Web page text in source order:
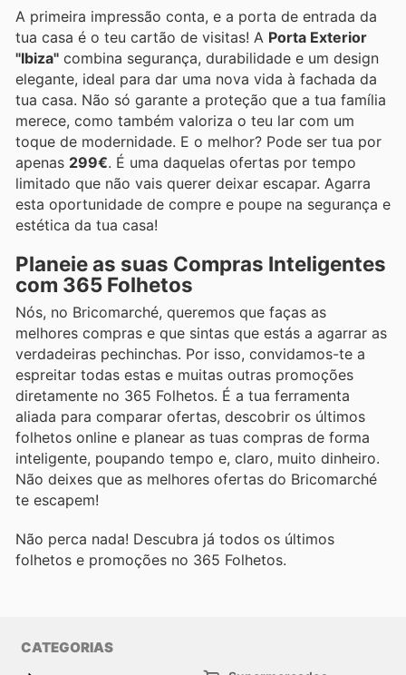
A primeira impressão conta, e a porta de entrada da
tua casa é o teu cartão de visitas! A Porta Exterior
"Ibiza" combina segurança, durabilidade e um design
elegante, ideal para dar uma nova vida à fachada da
tua casa. Não só garante a proteção que a tua família
merece, como também valoriza o teu lar com um
toque de modernidade. E o melhor? Pode ser tua por
apenas 299€. É uma daquelas ofertas por tempo
limitado que não vais querer deixar escapar. Agarra
esta oportunidade de compre e poupe na segurança e
estética da tua casa!
Planeie as suas Compras Inteligentes
com 365 Folhetos
Nós, no Bricomarché, queremos que faças as
melhores compras e que sintas que estás a agarrar as
verdadeiras pechinchas. Por isso, convidamos-te a
espreitar todas estas e muitas outras promoções
diretamente no 365 Folhetos. É a tua ferramenta
aliada para comparar ofertas, descobrir os últimos
folhetos online e planear as tuas compras de forma
inteligente, poupando tempo e, claro, muito dinheiro.
Não deixes que as melhores ofertas do Bricomarché
te escapem!
Não perca nada! Descubra já todos os últimos
folhetos e promoções no 365 Folhetos.
CATEGORIAS